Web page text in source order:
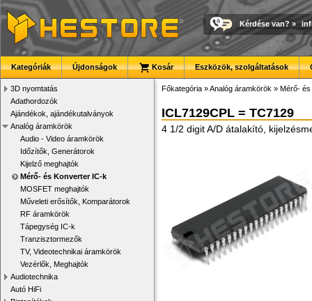
Kérdése van? »
Kategóriák Újdonságok Kosár Eszközök, szolgáltatások
3D nyomtatás
Adathordozók
Ajándékok, ajándékutalványok
Analóg áramkörök
Audio - Video áramkörök
Időzítők, Generátorok
Kijelző meghajtók
Mérő- és Konverter IC-k
MOSFET meghajtók
Műveleti erősítők, Komparátorok
RF áramkörök
Tápegység IC-k
Tranzisztormezők
TV, Videotechnikai áramkörök
Vezérlők, Meghajtók
Audiotechnika
Autó HiFi
Főkategória »Analóg áramkörök » Mérő-
ICL7129CPL = TC7129
4 1/2 digit A/D átalakító,